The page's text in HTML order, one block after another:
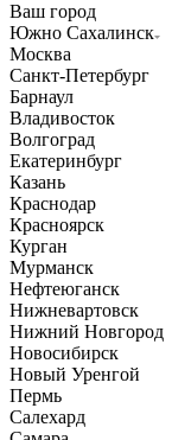
Ваш город
Южно Сахалинск
Москва
Санкт-Петербург
Барнаул
Владивосток
Волгоград
Екатеринбург
Казань
Краснодар
Красноярск
Курган
Мурманск
Нефтеюганск
Нижневартовск
Нижний Новгород
Новосибирск
Новый Уренгой
Пермь
Салехард